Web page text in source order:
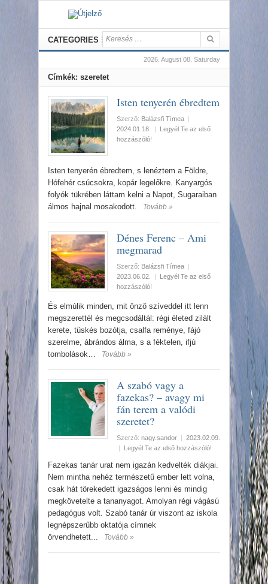
CATEGORIES
2026. August 08. Saturday
Címkék: szeretet
Isten tenyerén ébredtem
Szerző: Balázsfi Tímea |
2024.01.18.
|
Legyél Te az első
hozzászóló!
Isten tenyerén ébredtem, s lenéztem a Földre,
Hófehér csúcsokra, kopár legelőkre. Kanyargós
folyók tükrében láttam kelni a Napot, Sugaraiban
álmos hajnal mosakodott.
Tovább »
Dénes Ferenc – Ami
megmarad
Szerző: Balázsfi Tímea |
2023.06.02.
|
Legyél Te az első
hozzászóló!
És elmúlik minden, mit önző szíveddel itt lenn
megszerettél és megcsodáltál: régi életed zilált
kerete, tüskés bozótja, csalfa reménye, fájó
szerelme, ábrándos álma, s a féktelen, ifjú
tombolások…
Tovább »
A szabó vagy a
fazekas? – avagy mi
fán terem a valódi
szeretet?
Szerző: nagy.sandor | 2023.02.09.
|
Legyél Te az első hozzászóló!
Fazekas tanár urat nem igazán kedvelték diákjai.
Nem mintha nehéz természetű ember lett volna,
csak hát törekedett igazságos lenni és mindig
megkövetelte a tananyagot. Amolyan régi vágású
pedagógus volt. Szabó tanár úr viszont az iskola
legnépszerűbb oktatója címnek
örvendhetett...
Tovább »